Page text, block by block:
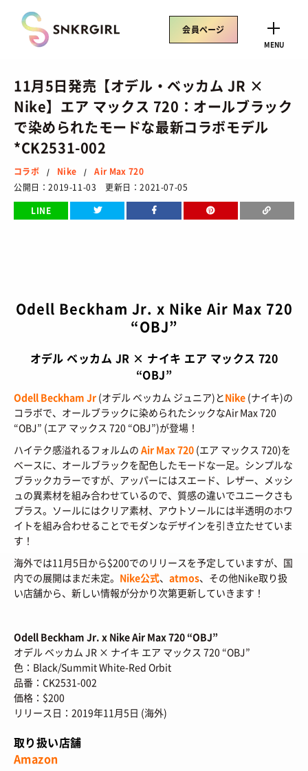
content
CLOSE
トレンドワード
サイズ感 骨格タイプ別
コラボ
サンダル Nike
ASICS
New Balance
Salomon
BRANDS/ ブランドから探す
CALENDAR / 発売日カレンダー
STYLES
TOP/ スタイルトップ
STYLE IDEA / コーデのアイデア
STYLE SNAP/ ストリートスナップ
BEAUTY
TOP/ ビューティートップ
COSMETICS/ コスメアイテム
SNEAKER MIX/ スニーカーMIX
KOREAN COSME/ 韓国コスメ
MAKE UP/ チュートリアル
FEATURE
TOP / 特集トップ
COLUMNS
FASHION/ ファション
SHOPS/ ショップ情報
CULTURE
TOP
MUSIC/ 音楽
ART/ アート
FOOD/ 食文化
BOOKS/ ブック
HEALTH / ヘルス・ボディ
HISTORY/ 歴史
ABOUT
SNKRGIRLとは
プライバシーポリシー
お問い合わせ
新規会員登録
会員ページ
MENU
11月5日発売【オデル・ベッカム JR ×
Nike】エア マックス 720：オールブラック
で染められたモードな最新コラボモデル
*CK2531-002
コラボ / Nike /Air Max 720
公開日：2019-11-03 更新日：2021-07-05
LINE
Odell Beckham Jr. x Nike Air Max 720
“OBJ”
オデル ベッカム JR × ナイキ エア マックス 720
“OBJ”
Odell Beckham Jr (オデル ベッカム ジュニア)とNike (ナイキ)の
コラボで、オールブラックに染められたシックなAir Max 720
“OBJ” (エア マックス 720 “OBJ”)が登場！
ハイテク感溢れるフォルムの Air Max 720 (エア マックス 720)を
ベースに、オールブラックを配色したモードな一足。シンプルな
ブラックカラーですが、アッパーにはスエード、レザー、メッシ
ュの異素材を組み合わせているので、質感の違いでユニークさも
プラス。ソールにはクリア素材、アウトソールには半透明のホワ
イトを組み合わせることでモダンなデザインを引き立たせていま
す！
海外では11月5日から$200でのリリースを予定していますが、国
内での展開はまだ未定。 Nike公式、 atmos、その他Nike取り扱
い店舗から、新しい情報が分かり次第更新していきます！
Odell Beckham Jr. x Nike Air Max 720 “OBJ”
オデル ベッカム JR × ナイキ エア マックス 720 “OBJ”
色：Black/Summit White-Red Orbit
品番：CK2531-002
価格：$200
リリース日：2019年11月5日 (海外)
取り扱い店舗
Amazon